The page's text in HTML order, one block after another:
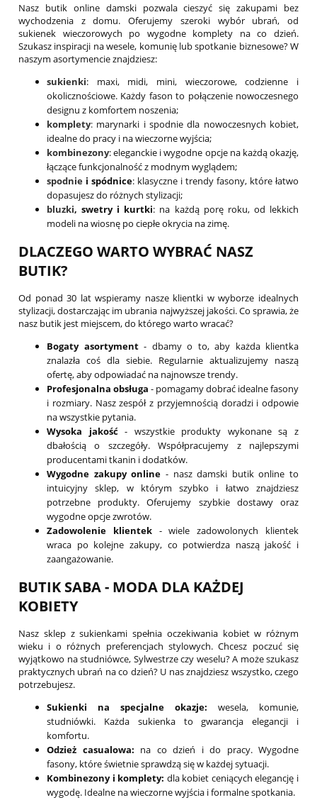
Nasz butik online damski pozwala cieszyć się zakupami bez
wychodzenia z domu. Oferujemy szeroki wybór ubrań, od
sukienek wieczorowych po wygodne komplety na co dzień.
Szukasz inspiracji na wesele, komunię lub spotkanie biznesowe? W
naszym asortymencie znajdziesz:
sukienki: maxi, midi, mini, wieczorowe, codzienne i
okolicznościowe. Każdy fason to połączenie nowoczesnego
designu z komfortem noszenia;
komplety: marynarki i spodnie dla nowoczesnych kobiet,
idealne do pracy i na wieczorne wyjścia;
kombinezony: eleganckie i wygodne opcje na każdą okazję,
łączące funkcjonalność z modnym wyglądem;
spodnie i spódnice: klasyczne i trendy fasony, które łatwo
dopasujesz do różnych stylizacji;
bluzki, swetry i kurtki: na każdą porę roku, od lekkich
modeli na wiosnę po ciepłe okrycia na zimę.
DLACZEGO WARTO WYBRAĆ NASZ
BUTIK?
Od ponad 30 lat wspieramy nasze klientki w wyborze idealnych
stylizacji, dostarczając im ubrania najwyższej jakości. Co sprawia, że
nasz butik jest miejscem, do którego warto wracać?
Bogaty asortyment- dbamy o to, aby każda klientka
znalazła coś dla siebie. Regularnie aktualizujemy naszą
ofertę, aby odpowiadać na najnowsze trendy.
Profesjonalna obsługa - pomagamy dobrać idealne fasony
i rozmiary. Nasz zespół z przyjemnością doradzi i odpowie
na wszystkie pytania.
Wysoka jakość- wszystkie produkty wykonane są z
dbałością o szczegóły. Współpracujemy z najlepszymi
producentami tkanin i dodatków.
Wygodne zakupy online - nasz damski butik online to
intuicyjny sklep, w którym szybko i łatwo znajdziesz
potrzebne produkty. Oferujemy szybkie dostawy oraz
wygodne opcje zwrotów.
Zadowolenie klientek- wiele zadowolonych klientek
wraca po kolejne zakupy, co potwierdza naszą jakość i
zaangażowanie.
BUTIK SABA - MODA DLA KAŻDEJ
KOBIETY
Nasz sklep z sukienkami spełnia oczekiwania kobiet w różnym
wieku i o różnych preferencjach stylowych. Chcesz poczuć się
wyjątkowo na studniówce, Sylwestrze czy weselu? A może szukasz
praktycznych ubrań na co dzień? U nas znajdziesz wszystko, czego
potrzebujesz.
Sukienki na specjalne okazje: wesela, komunie,
studniówki. Każda sukienka to gwarancja elegancji i
komfortu.
Odzież casualowa: na co dzień i do pracy. Wygodne
fasony, które świetnie sprawdzą się w każdej sytuacji.
Kombinezony i komplety: dla kobiet ceniących elegancję i
wygodę. Idealne na wieczorne wyjścia i formalne spotkania.